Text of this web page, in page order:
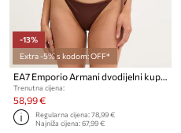
-13%
Extra -5% s kodom: OFF*
EA7 Emporio Armani dvodijelni kupaći kostim za žene
Trenutna cijena:
58,99 €
Regularna cijena:78,99 €
Najniža cijena:67,99 €